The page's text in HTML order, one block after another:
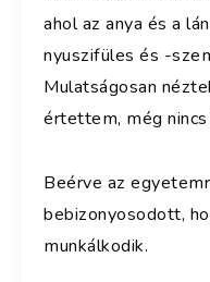
ahol az anya és a
nyuszifüles és -
Mulatságosan
értettem, még
Beérve az
bebizonyosodott,
munkálkodik.